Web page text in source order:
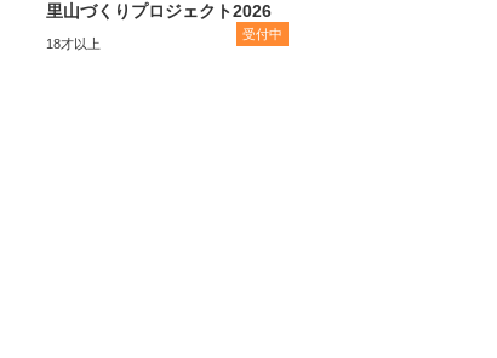
里山づくりプロジェクト2026
受付中
18才以上